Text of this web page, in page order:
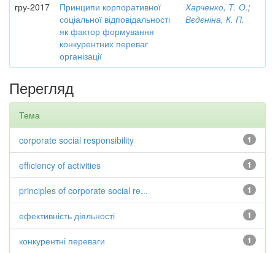
гру-2017
Принципи корпоративної
соціальної відповідальності
як фактор формування
конкурентних переваг
організації
Харченко, Т. О.;
Вєдєніна, К. П.
Перегляд
Тема
1
corporate social responsibility
1
efficiency of activities
1
principles of corporate social re...
1
ефективність діяльності
1
конкурентні переваги